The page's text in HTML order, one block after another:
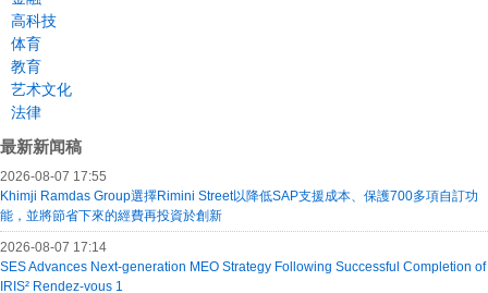
高科技
体育
教育
艺术文化
法律
最新新闻稿
2026-08-07 17:55
Khimji Ramdas Group選擇Rimini Street以降低SAP支援成本、保護700多項自訂功
能，並將節省下來的經費再投資於創新
2026-08-07 17:14
SES Advances Next-generation MEO Strategy Following Successful Completion of
IRIS² Rendez-vous 1